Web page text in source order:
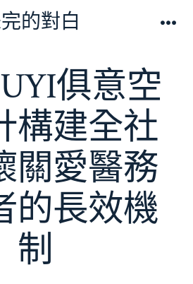
的對白
俱意空
構建全社
關愛醫務
的長效機
制